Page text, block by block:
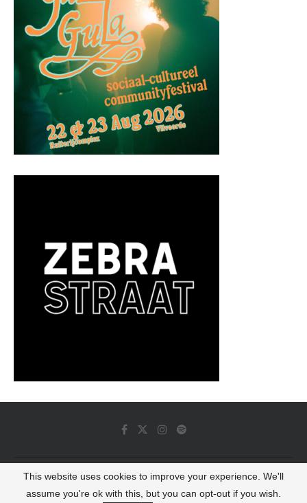
© 2022 - Luminous Dash All Rights Reserved
This website uses cookies to improve your experience. We'll
assume you're ok with this, but you can opt-out if you wish.